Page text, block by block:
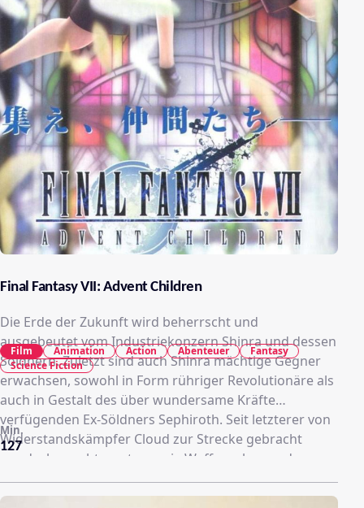
Final Fantasy VII: Advent Children
Die Erde der Zukunft wird beherrscht und
ausgebeutet vom Industriekonzern Shinra und dessen
Söldnern. Zuletzt sind auch Shinra mächtige Gegner
erwachsen, sowohl in Form rühriger Revolutionäre als
auch in Gestalt des über wundersame Kräfte
verfügenden Ex-Söldners Sephiroth. Seit letzterer von
Widerstandskämpfer Cloud zur Strecke gebracht
wurde, herrscht so etwas wie Waffenruhe vor dem
Sturm, die nun gestört wird, als ein Rebell namens
Kadaj die Widerauferstehung des Sephiroth betreibt.
127
Min.
Film Animation Action Abenteuer
Fantasy
Science Fiction